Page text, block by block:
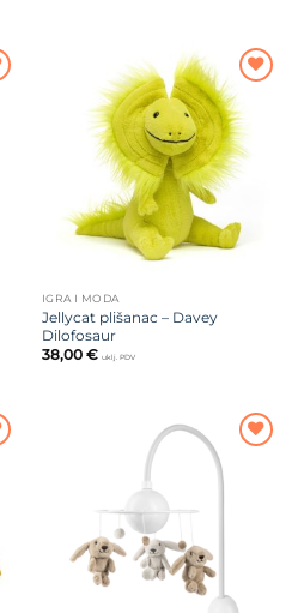
Dodajte
na listu
želja
IGRA I MODA
Jellycat plišanac – Davey
Dilofosaur
38,00 € uklj. PDV
Dodajte
na listu